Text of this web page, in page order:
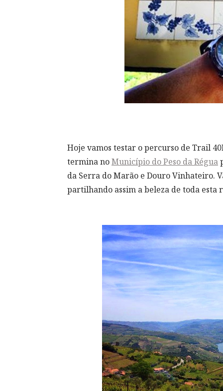
Hoje vamos testar o percurso de Trail
termina noMunicípio do Peso da Régua
da Serra do Marão e Douro Vinhateiro.
partilhando assim a beleza de toda esta